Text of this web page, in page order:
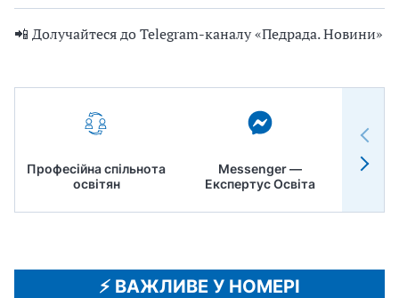
📲 Долучайтеся до Telegram-каналу «Педрада. Новини»
Професійна спільнота
освітян
Messenger —
Експертус Освіта
⚡️ ВАЖЛИВЕ У НОМЕРІ